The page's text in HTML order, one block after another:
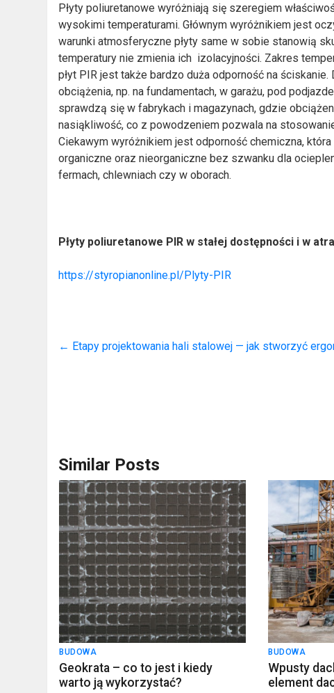
Płyty poliuretanowe wyróżniają się szeregiem
wysokimi temperaturami. Głównym wyróżnikiem jest
warunki atmosferyczne płyty same w sobie stanowią
temperatury nie zmienia ich izolacyjności. Zakres
płyt PIR jest także bardzo duża odporność na
obciążenia, np. na fundamentach, w garażu, pod
sprawdzą się w fabrykach i magazynach, gdzie
nasiąkliwość, co z powodzeniem pozwala na
Ciekawym wyróżnikiem jest odporność chemiczna,
organiczne oraz nieorganiczne bez szwanku dla
fermach, chlewniach czy w oborach.
Płyty poliuretanowe PIR w stałej dostępności i w
https://styropianonline.pl/Plyty-PIR
← Etapy projektowania hali stalowej — jak stworzyć
Similar Posts
BUDOWA
Geokrata – co to jest i kiedy
warto ją wykorzystać?
BUDOWA
Wpusty
element